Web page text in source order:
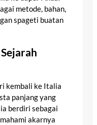
metode, bahan,
spageti buatan
kembali ke Italia
panjang yang
berdiri sebagai
akarnya